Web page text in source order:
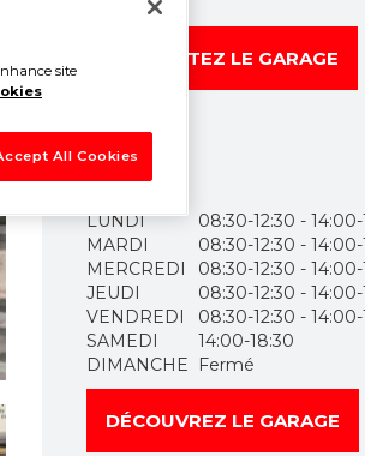
CONTACTEZ LE GARAGE
Horaires
LUNDI
08:30-12:30 -
MARDI
08:30-12:30 -
MERCREDI
08:30-12:30 -
JEUDI
08:30-12:30 -
VENDREDI
08:30-12:30 -
SAMEDI
14:00-18:30
DIMANCHE
Fermé
DÉCOUVREZ LE GARAGE
site
All Cookies